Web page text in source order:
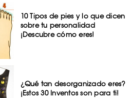
10 Tipos de pies y lo que dicen
sobre tu personalidad
¡Descubre cómo eres!
¿Qué tan desorganizado eres?
¡Estos 30 Inventos son para ti!